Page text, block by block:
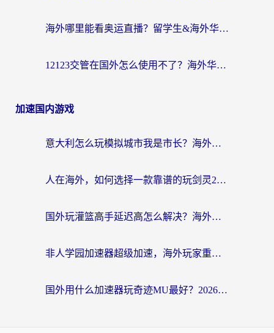
海外哪里能看奥运直播？留学生&海外华人必看的体育赛事观赛终极指南
12123交管在国外怎么使用不了？海外华人必看的无缝访问国内资源指南
加速国内游戏
意大利怎么玩模拟城市我是市长？海外党国服游戏加速终极攻略（附三国3量子特攻解决办法）
人在海外，如何选择一款靠谱的玩剑灵2加速器？
国外玩灌篮高手延迟高怎么解决？海外玩家国服游戏加速终极指南
非人学园加速器超级加速，海外玩家重返国服的通行证
国外用什么加速器玩奇迹MU最好？2026海外玩家国服游戏加速全攻略